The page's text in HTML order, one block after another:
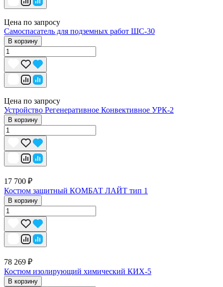
Цена по запросу
Самоспасатель для подземных работ ШС-30
В корзину
Цена по запросу
Устройство Регенеративное Конвективное УРК-2
В корзину
17 700 ₽
Костюм защитный КОМБАТ ЛАЙТ тип 1
В корзину
78 269 ₽
Костюм изолирующий химический КИХ-5
В корзину